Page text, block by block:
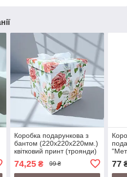
Коробка подарункова з
бантом (220х220х220мм.)
квітковий принт (троянди)
74,25₴ 99 ₴ 77